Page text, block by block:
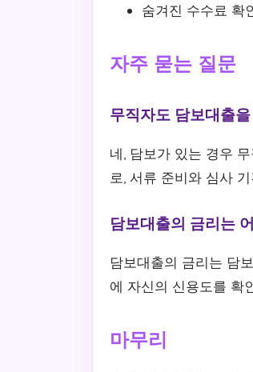
숨겨진 수수료 확
자주 묻는 질문
무직자도 담보대출
네, 담보가 있는 경우
로, 서류 준비와 심사
담보대출의 금리는
담보대출의 금리는 담
에 자신의 신용도를 확
마무리